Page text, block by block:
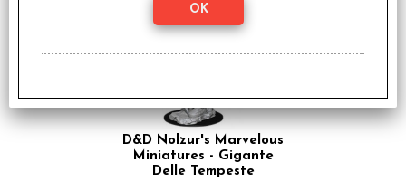
D&D Nolzur's Marvelous
Miniatures - Gigante
Delle Tempeste